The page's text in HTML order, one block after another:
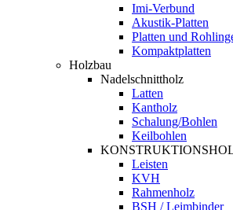
Imi-Verbund
Akustik-Platten
Platten und
Kompaktplatten
Holzbau
Nadelschnittholz
Latten
Kantholz
Schalung/Bohlen
Keilbohlen
Leisten
KVH
Rahmenholz
BSH / Leimbinder